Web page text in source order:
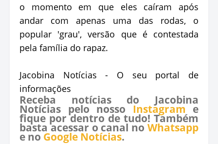
o momento em que eles caíram após
andar com apenas uma das rodas, o
popular 'grau', versão que é contestada
pela família do rapaz.
Jacobina Notícias - O seu portal de
informações
Receba notícias do Jacobina
Notícias pelo nosso Instagram e
fique por dentro de tudo! Também
basta acessar o canal no Whatsapp
e no Google Notícias.